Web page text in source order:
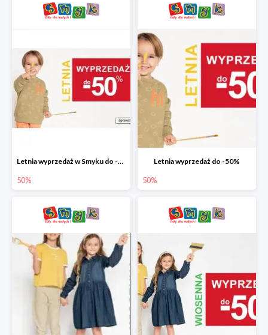
Letnia wyprzedaż w Smyku do -50%
50%
Letnia wyprzedaż do -50%
50%